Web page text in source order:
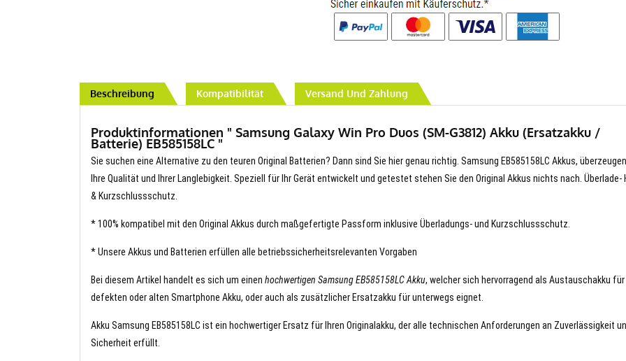
Beschreibung Kompatibilität Versand Und Zahlung
Produktinformationen " Samsung Galaxy Win Pro Duos (SM-G3812) Akku (Ersatzakku /
Batterie) EB585158LC "
Sie suchen eine Alternative zu den teuren Original Batterien? Dann sind Sie hier genau richtig. Samsung EB585158LC Akkus,
Ihre Qualität und Ihrer Langlebigkeit. Speziell für Ihr Gerät entwickelt und getestet stehen Sie den Original Akkus nichts nach. Überlade-
& Kurzschlussschutz.
* 100% kompatibel mit den Original Akkus durch maßgefertigte Passform inklusive Überladungs- und Kurzschlussschutz.
* Unsere Akkus und Batterien erfüllen alle betriebssicherheitsrelevanten Vorgaben
Bei diesem Artikel handelt es sich um einen hochwertigen Samsung EB585158LC Akku, welcher sich hervorragend als Austauschakku für
defekten oder alten Smartphone Akku, oder auch als zusätzlicher Ersatzakku für unterwegs eignet.
Akku Samsung EB585158LC ist ein hochwertiger Ersatz für Ihren Originalakku, der alle technischen Anforderungen an Zuverlässigkeit
Sicherheit erfüllt.